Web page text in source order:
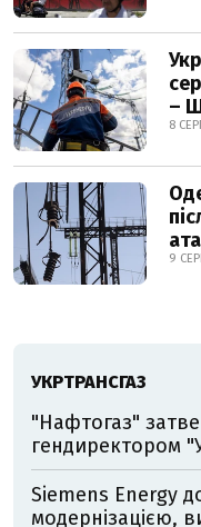
–
8
9
УКРТРАНСГАЗ
"Нафтогаз"
гендиректором
Siemens Energy
модернізацією,